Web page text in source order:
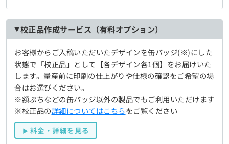
校正品作成サービス（有料オプション）
お客様からご入稿いただいたデザインを缶バッジ(※)にした
状態で「校正品」として【各デザイン各1個】をお届けいた
します。量産前に印刷の仕上がりや仕様の確認をご希望の場
合はお選びください。
※額ぷちなどの缶バッジ以外の製品でもご利用いただけます
※校正品の詳細についてはこちらをご覧ください
料金・詳細を見る